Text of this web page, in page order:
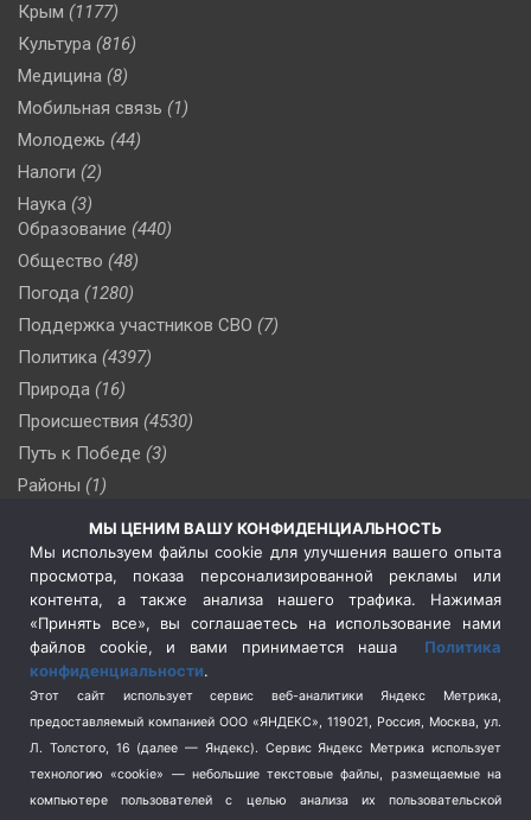
Крым (1177)
Культура (816)
Медицина (8)
Мобильная связь (1)
Молодежь (44)
Налоги (2)
Наука (3)
Образование (440)
Общество (48)
Погода (1280)
Поддержка участников СВО (7)
Политика (4397)
Природа (16)
Происшествия (4530)
Путь к Победе (3)
Районы (1)
(510)
Сельское хозяйство (3)
Социальная политика
(3)
Спецоперация в Украине
Спецоперация на Украине
(404)
Спорт (740)
Терроризм (1)
Транспорт (262)
Туризм (178)
МЫ ЦЕНИМ ВАШУ КОНФИДЕНЦИАЛЬНОСТЬ
Мы используем файлы cookie для улучшения вашего опыта
просмотра, показа персонализированной рекламы или
контента, а также анализа нашего трафика. Нажимая
«Принять все», вы соглашаетесь на использование нами
файлов cookie, и вами принимается наша Политика
конфиденциальности.
Этот сайт использует сервис веб-аналитики Яндекс Метрика,
предоставляемый компанией ООО «ЯНДЕКС», 119021, Россия, Москва, ул.
Л. Толстого, 16 (далее — Яндекс). Сервис Яндекс Метрика использует
технологию «cookie» — небольшие текстовые файлы, размещаемые на
компьютере пользователей с целью анализа их пользовательской